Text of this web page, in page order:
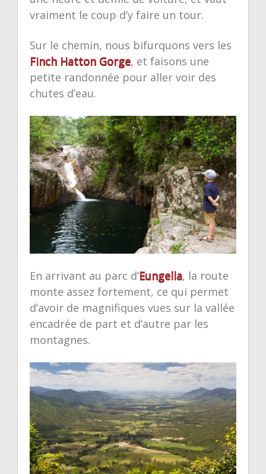
vraiment le coup d’y faire un tour.
Sur le chemin, nous bifurquons vers les
Finch Hatton Gorge, et faisons une
petite randonnée pour aller voir des
chutes d’eau.
En arrivant au parc d’Eungella, la route
monte assez fortement, ce qui permet
d’avoir de magnifiques vues sur la vallée
encadrée de part et d’autre par les
montagnes.